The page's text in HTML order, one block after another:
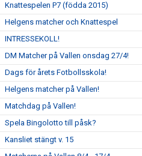
Knattespelen P7 (födda 2015)
Helgens matcher och Knattespel
INTRESSEKOLL!
DM Matcher på Vallen onsdag 27/4!
Dags för årets Fotbollsskola!
Helgens matcher på Vallen!
Matchdag på Vallen!
Spela Bingolotto till påsk?
Kansliet stängt v. 15